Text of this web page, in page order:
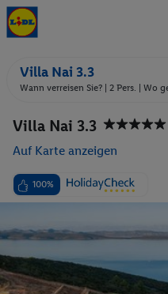
Villa Nai 3.3
Wann verreisen Sie? | 2 Pers. | Wo
Villa Nai 3.3
Auf Karte anzeigen
100%